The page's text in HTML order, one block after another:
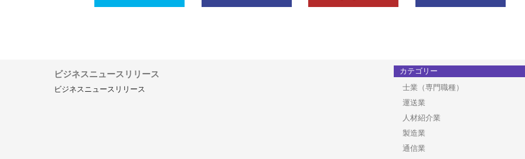
ビジネスニュースリリース
ビジネスニュースリリース
カテゴリー
士業（専門職種）
運送業
人材紹介業
製造業
通信業